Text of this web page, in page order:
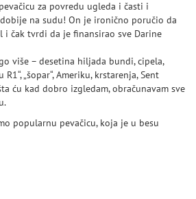
za povredu ugleda i časti i
na sudu! On je ironično poručio da
i čak tvrdi da je finansirao sve Darine
više – desetina hiljada bundi, cipela,
„šopar“, Ameriku, krstarenja, Sent
ću kad dobro izgledam, obračunavam sve
popularnu pevačicu, koja je u besu